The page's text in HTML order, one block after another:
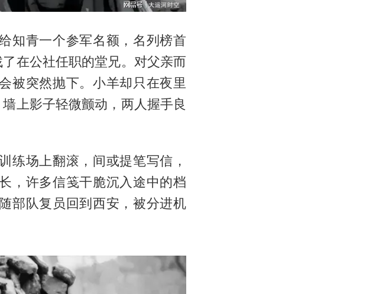
知青一个参军名额，名列榜首
在公社任职的堂兄。对父亲而
被突然抛下。小羊却只在夜里
上影子轻微颤动，两人握手良
练场上翻滚，间或提笔写信，
，许多信笺干脆沉入途中的档
部队复员回到西安，被分进机